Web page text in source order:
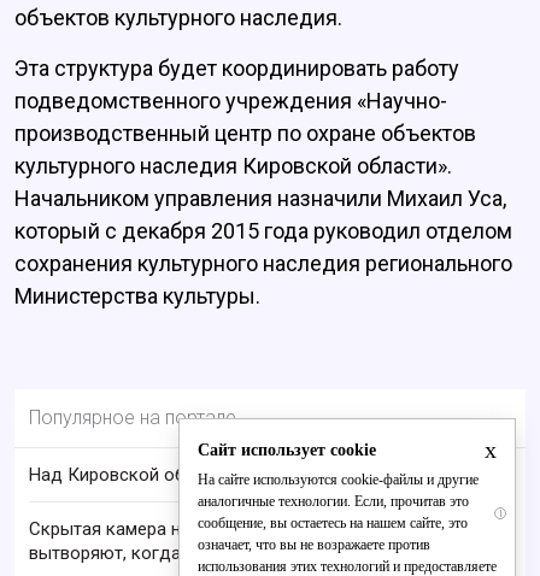
объектов культурного наследия.
Эта структура будет координировать работу
подведомственного учреждения «Научно-
производственный центр по охране объектов
культурного наследия Кировской области».
Начальником управления назначили Михаил Уса,
который с декабря 2015 года руководил отделом
сохранения культурного наследия регионального
Министерства культуры.
Популярное на портале
Над Кировской областью сбили БПЛА
i
Скрытая камера на пляже Крыма: Что люди
вытворяют, когда их не видят...
x
Сайт использует cookie
На сайте используются cookie-файлы и другие
аналогичные технологии. Если, прочитав это
сообщение, вы остаетесь на нашем сайте, это
означает, что вы не возражаете против
использования этих технологий и предоставляете